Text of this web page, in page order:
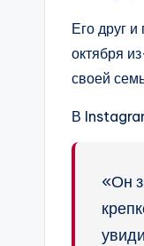
Его друг
октября
своей
В
«Он